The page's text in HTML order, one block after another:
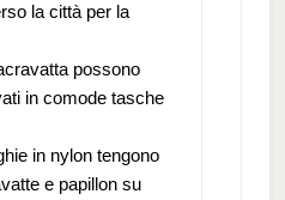
la città per la
possono
in comode tasche
in nylon tengono
e papillon su